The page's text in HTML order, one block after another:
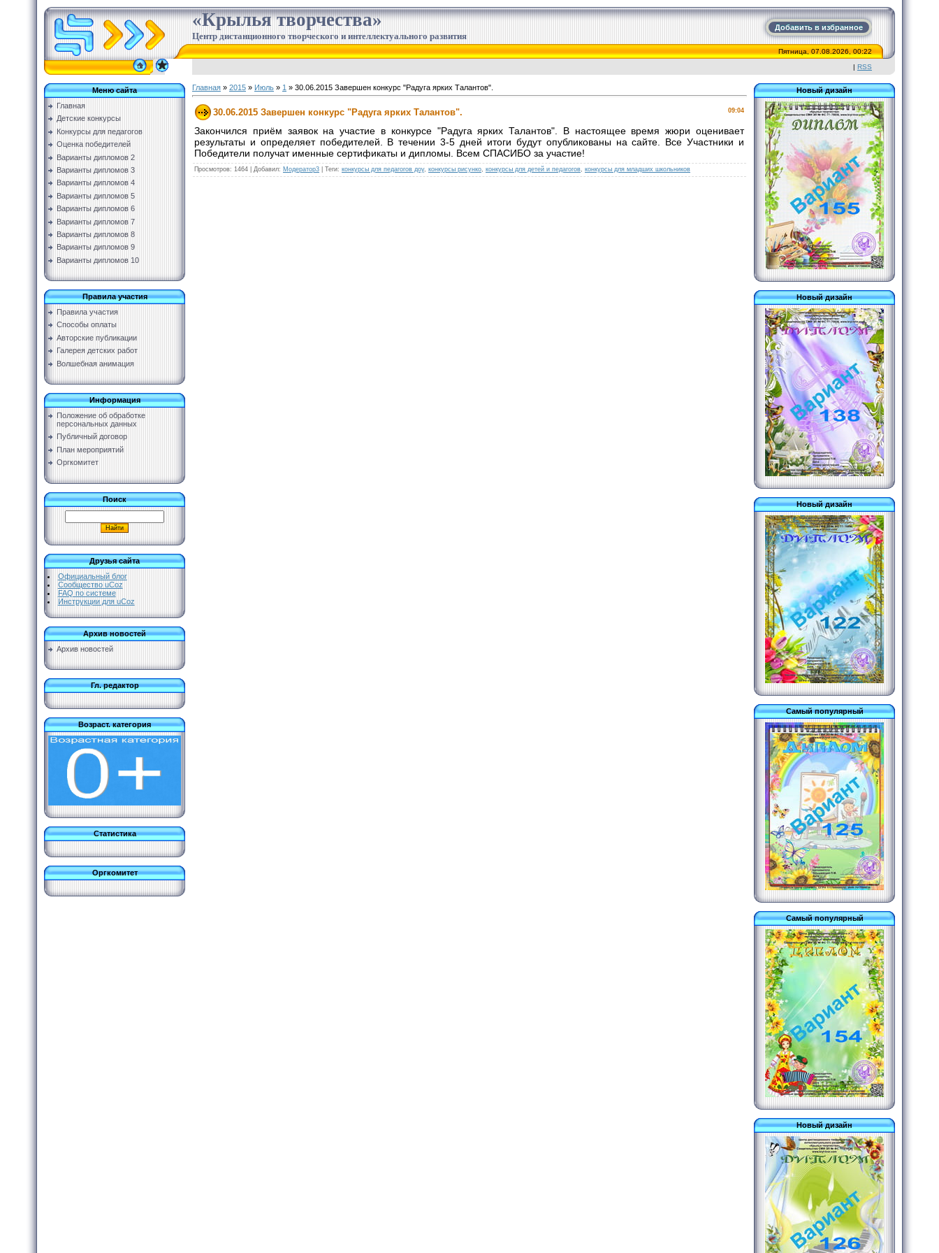
Добавить в избранное
«Крылья творчества»
Центр дистанционного творческого и интеллектуального развития
Пятница, 07.08.2026, 00:22
| RSS
Меню сайта
Главная
Детские конкурсы
Конкурсы для педагогов
Оценка победителей
Варианты дипломов 2
Варианты дипломов 3
Варианты дипломов 4
Варианты дипломов 5
Варианты дипломов 6
Варианты дипломов 7
Варианты дипломов 8
Варианты дипломов 9
Варианты дипломов 10
Правила участия
Правила участия
Способы оплаты
Авторские публикации
Галерея детских работ
Волшебная анимация
Информация
Положение об обработке
персональных данных
Публичный договор
План мероприятий
Оргкомитет
Поиск
Друзья сайта
Официальный блог
Сообщество uCoz
FAQ по системе
Инструкции для uCoz
Архив новостей
Архив новостей
Гл. редактор
Возраст. категория
Статистика
Оргкомитет
Главная » 2015 » Июль » 1 » 30.06.2015 Завершен конкурс "Радуга ярких Талантов".
09:04
30.06.2015 Завершен конкурс "Радуга ярких Талантов".
Закончился приём заявок на участие в конкурсе "Радуга ярких Талантов". В настоящее время жюри оценивает
результаты и определяет победителей. В течении 3-5 дней итоги будут опубликованы на сайте. Все Участники и
Победители получат именные сертификаты и дипломы. Всем СПАСИБО за участие!
Просмотров: 1464 Добавил: Модератор3 Теги: конкурсы для педагогов доу, конкурсы рисунко конкурсы для детей и педагогов конкурсы для младших школьников
Новый дизайн
Новый дизайн
Новый дизайн
Самый популярный
Самый популярный
Новый дизайн